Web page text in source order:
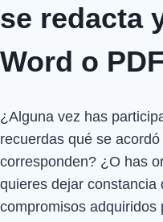
se redacta
Word o PDF
¿Alguna vez has
recuerdas qué se
corresponden? ¿O has
quieres dejar constancia
compromisos adquiridos